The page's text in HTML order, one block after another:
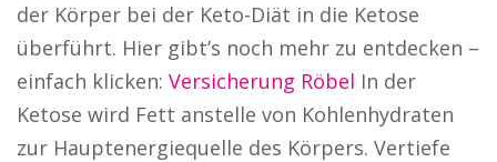
der Körper bei der Keto-Diät in die Ketose
überführt. Hier gibt’s noch mehr zu entdecken –
einfach klicken: Versicherung Röbel In der
Ketose wird Fett anstelle von Kohlenhydraten
zur Hauptenergiequelle des Körpers. Vertiefe